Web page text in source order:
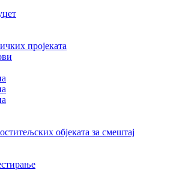
пројеката
објеката за смештај